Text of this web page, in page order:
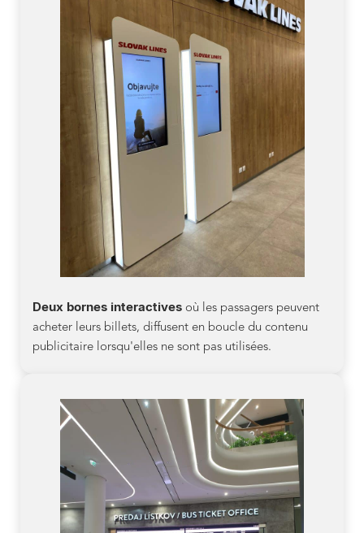
Deux bornes interactives où les passagers peuvent
acheter leurs billets, diffusent en boucle du contenu
publicitaire lorsqu'elles ne sont pas utilisées.